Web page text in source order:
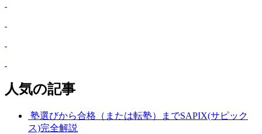
人気の記事
塾選びから合格（または転塾）までSAPIX(サピック
ス)完全解説